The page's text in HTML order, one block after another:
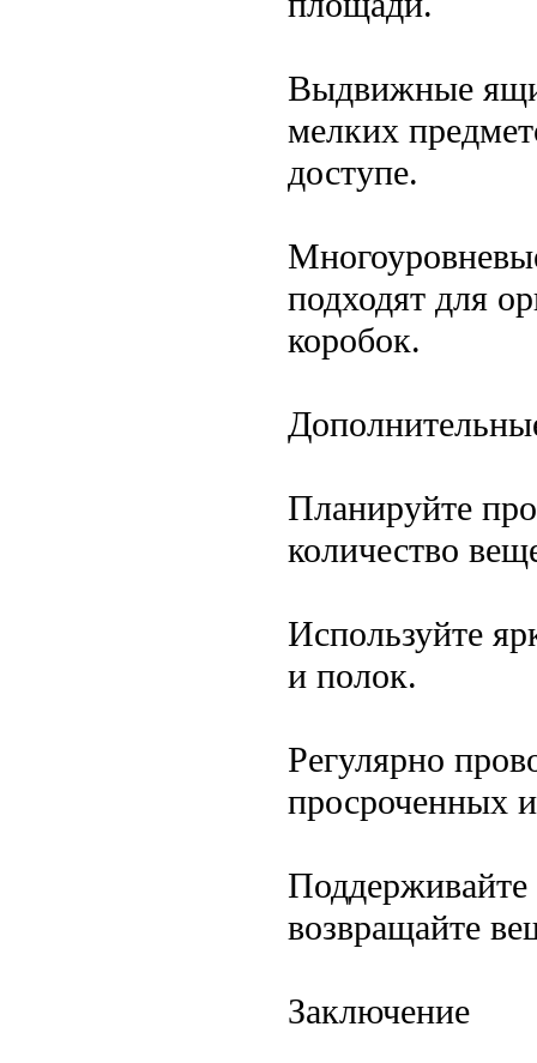
Выдвижные
мелких
доступе.
подходят для
коробок.
Планируйте
количество
Используйте
и полок.
Регулярно
просроченных
возвращайте
Заключение